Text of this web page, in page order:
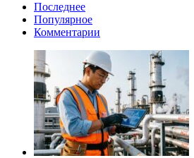
Последнее
Популярное
Комментарии